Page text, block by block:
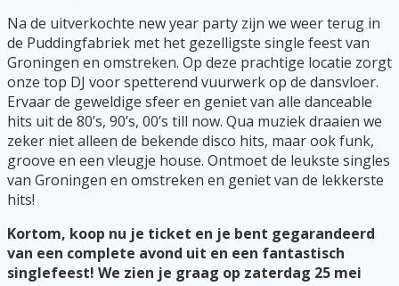
Na de uitverkochte new year party zijn we weer terug in
de Puddingfabriek met het gezelligste single feest van
Groningen en omstreken. Op deze prachtige locatie zorgt
onze top DJ voor spetterend vuurwerk op de dansvloer.
Ervaar de geweldige sfeer en geniet van alle danceable
hits uit de 80’s, 90’s, 00’s till now. Qua muziek draaien we
zeker niet alleen de bekende disco hits, maar ook funk,
groove en een vleugje house. Ontmoet de leukste singles
van Groningen en omstreken en geniet van de lekkerste
hits!
Kortom, koop nu je ticket en je bent gegarandeerd
van een complete avond uit en een fantastisch
singlefeest! We zien je graag op zaterdag 25 mei